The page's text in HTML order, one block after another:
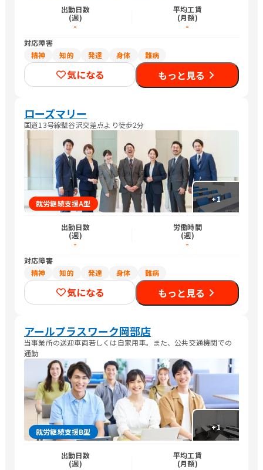
出勤日数
(週)
-
平均工賃
(月額)
-
対応障害
精神
知的 発達 身体 難病
気になる もっと見る
ローズマリー
国道13号線壁谷沢交差点より徒歩2分
+1
就労継続支援A型
出勤日数
(週)
-
労働時間
(週)
-
対応障害
精神
知的 発達 身体 難病
気になる もっと見る
アールプラスワーク岡部店
当事業所の送迎車両若しくは自家用車。また、公共交通機関での
通勤
+1
就労継続支援B型
出勤日数
(週)
平均工賃
(月額)